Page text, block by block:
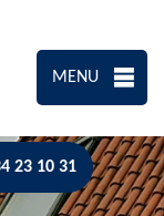
MENU
23 10 31